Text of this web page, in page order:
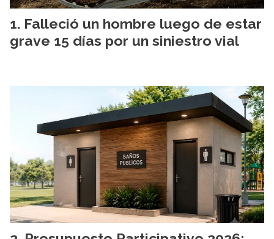
Falleció un hombre luego de estar
grave 15 días por un siniestro vial